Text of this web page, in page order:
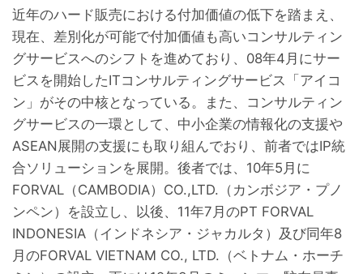
近年のハード販売における付加価値の低下を踏まえ、
現在、差別化が可能で付加価値も高いコンサルティン
グサービスへのシフトを進めており、08年4月にサー
ビスを開始したITコンサルティングサービス「アイコ
ン」がその中核となっている。また、コンサルティン
グサービスの一環として、中小企業の情報化の支援や
ASEAN展開の支援にも取り組んでおり、前者ではIP統
合ソリューションを展開。後者では、10年5月に
FORVAL（CAMBODIA）CO.,LTD.（カンボジア・プノ
ンペン）を設立し、以後、11年7月のPT FORVAL
INDONESIA（インドネシア・ジャカルタ）及び同年8
月のFORVAL VIETNAM CO., LTD.（ベトナム・ホーチ